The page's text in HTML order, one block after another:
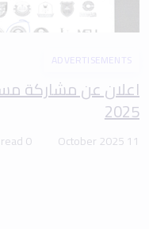
ADVERTISEMENTS
اعلان عن مشاركة
2025
11 October 2025
0 min read